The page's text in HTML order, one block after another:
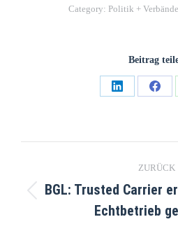
Category: Politik + Verbände
Beitrag
ZURÜCK
BGL: Trusted Carrier
Echtbetrieb